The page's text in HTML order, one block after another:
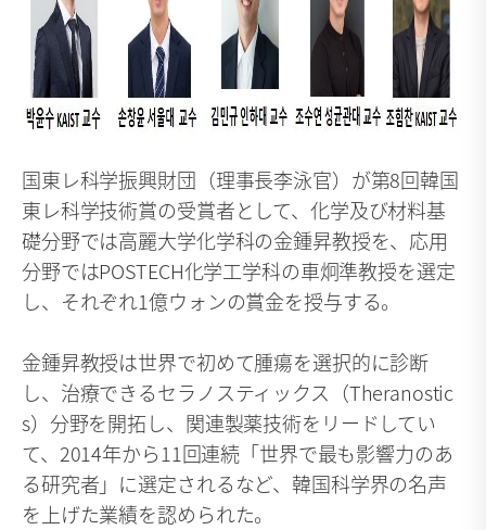
国東レ科学振興財団（理事長李泳官）が第8回韓国
東レ科学技術賞の受賞者として、化学及び材料基
礎分野では高麗大学化学科の金鍾昇教授を、応用
分野ではPOSTECH化学工学科の車炯準教授を選定
し、それぞれ1億ウォンの賞金を授与する。
金鍾昇教授は世界で初めて腫瘍を選択的に診断
し、治療できるセラノスティックス（Theranostic
s）分野を開拓し、関連製薬技術をリードしてい
て、2014年から11回連続「世界で最も影響力のあ
る研究者」に選定されるなど、韓国科学界の名声
を上げた業績を認められた。